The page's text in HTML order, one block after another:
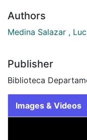
Authors
Medina Salazar ,
Publisher
Biblioteca
Images & Videos